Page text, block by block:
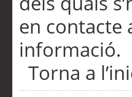
en contacte
informació.
Torna a